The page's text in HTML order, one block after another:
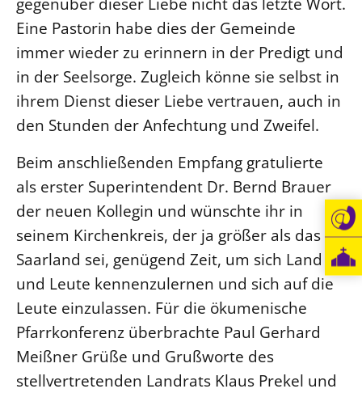
Eine Pastorin habe dies der Gemeinde
immer wieder zu erinnern in der Predigt und
in der Seelsorge. Zugleich könne sie selbst in
ihrem Dienst dieser Liebe vertrauen, auch in
den Stunden der Anfechtung und Zweifel.
Beim anschließenden Empfang gratulierte
als erster Superintendent Dr. Bernd Brauer
der neuen Kollegin und wünschte ihr in
seinem Kirchenkreis, der ja größer als das
Saarland sei, genügend Zeit, um sich Land
und Leute kennenzulernen und sich auf die
Leute einzulassen. Für die ökumenische
Pfarrkonferenz überbrachte Paul Gerhard
Meißner Grüße und Grußworte des
stellvertretenden Landrats Klaus Prekel und